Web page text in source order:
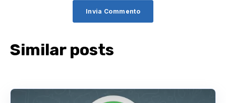
Similar posts